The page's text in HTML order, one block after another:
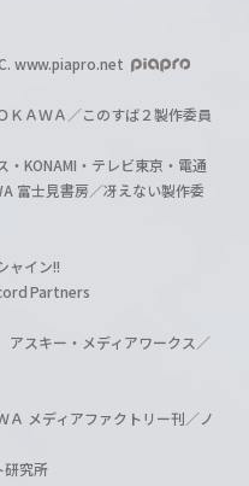
www.piapro.net
ＡＷＡ／このすば２製作委員
KONAMI・テレビ東京・電通
富士見書房／冴えない製作委
ャイン!!
Partners
スキー・メディアワークス／
メディアファクトリー刊／ノ
究所